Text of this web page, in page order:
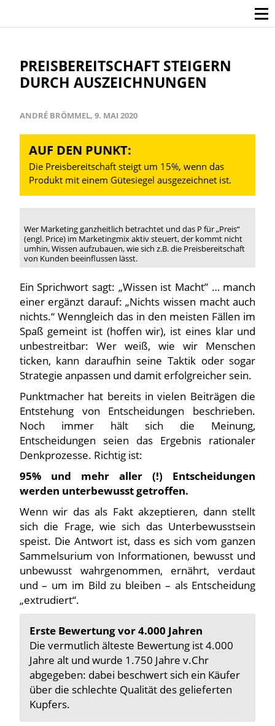
PREISBEREITSCHAFT STEIGERN
DURCH AUSZEICHNUNGEN
ANDRÉ BRÖMMEL, 9. MAI 2020
AUF DEN PUNKT:
Die Preisbereitschaft steigt um 15%, wenn das
Produkt mit einem Gütesiegel ausgezeichnet ist.
Wer Marketing ganzheitlich betrachtet und das P für „Preis“
(engl. Price) im Marketingmix aktiv steuert, der kommt nicht
umhin, Wissen aufzubauen, wie sich z.B. die Preisbereitschaft
von Kunden beeinflussen lässt.
Ein Sprichwort sagt: „Wissen ist Macht” … manch
einer ergänzt darauf: „Nichts wissen macht auch
nichts.“ Wenngleich das in den meisten Fällen im
Spaß gemeint ist (hoffen wir), ist eines klar und
unbestreitbar: Wer weiß, wie wir Menschen
ticken, kann daraufhin seine Taktik oder sogar
Strategie anpassen und damit erfolgreicher sein.
Punktmacher hat bereits in vielen Beiträgen die
Entstehung von Entscheidungen beschrieben.
Noch immer hält sich die Meinung,
Entscheidungen seien das Ergebnis rationaler
Denkprozesse. Richtig ist:
95% und mehr aller (!) Entscheidungen
werden unterbewusst getroffen.
Wenn wir das als Fakt akzeptieren, dann stellt
sich die Frage, wie sich das Unterbewusstsein
speist. Die Antwort ist, dass es sich vom ganzen
Sammelsurium von Informationen, bewusst und
unbewusst wahrgenommen, ernährt, verdaut
und – um im Bild zu bleiben – als Entscheidung
„extrudiert“.
Erste Bewertung vor 4.000 Jahren
Die vermutlich älteste Bewertung ist 4.000
Jahre alt und wurde 1.750 Jahre v.Chr
abgegeben: dabei beschwert sich ein Käufer
über die schlechte Qualität des gelieferten
Kupfers.